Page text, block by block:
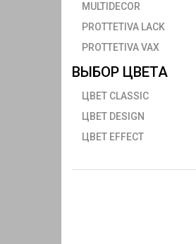
MULTIDECOR
PROTTETIVA LACK
PROTTETIVA VAX
ВЫБОР ЦВЕТА
ЦВЕТ CLASSIC
ЦВЕТ DESIGN
ЦВЕТ EFFECT